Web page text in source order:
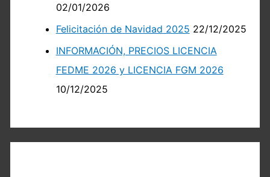
02/01/2026
Felicitación de Navidad 2025 22/12/2025
INFORMACIÓN, PRECIOS LICENCIA
FEDME 2026 y LICENCIA FGM 2026
10/12/2025